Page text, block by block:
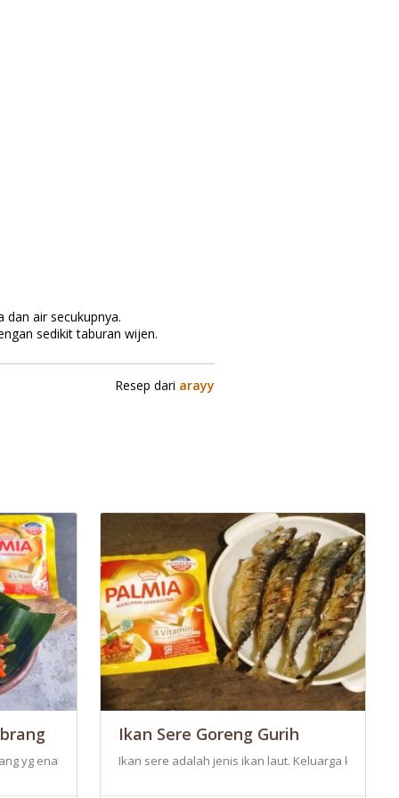
air secukupnya.
sedikit taburan wijen.
Resep dari arayy
sendiri. Maka dari itu membuat Ibu saya memiliki
lezat.
yg enak sekali.Cara membuatnya mudah dan rasanya
Ikan Sere Goreng Gurih
Ikan sere adalah jenis ikan laut. Keluarga ku suka